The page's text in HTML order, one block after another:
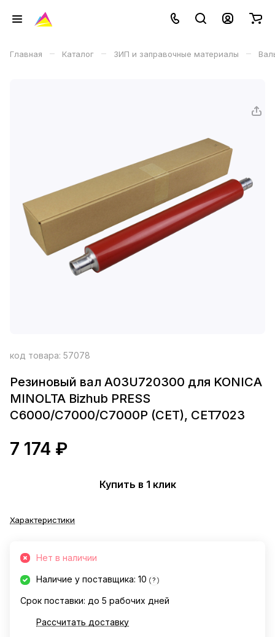
Главная – Каталог – ЗИП и заправочные материалы –
код товара: 57078
Резиновый вал A03U720300 для KONICA
MINOLTA Bizhub PRESS
C6000/C7000/C7000P (CET), CET7023
7 174 ₽
Купить в 1 клик
Характеристики
Нет в наличии
Наличие у поставщика: 10 ?
Срок поставки: до 5 рабочих дней
Рассчитать доставку